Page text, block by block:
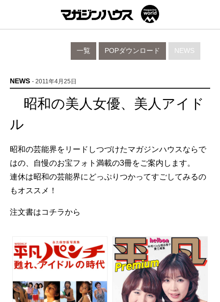
NEWS
POPダウンロード
一覧
NEWS - 2011年4月25日
昭和の美人女優、美人アイド
ル
昭和の芸能界をリードしつづけたマガジンハウスならで
はの、自慢のお宝フォト満載の3冊をご案内します。
連休は昭和の芸能界にどっぷりつかってすごしてみるの
もオススメ！
注文書はコチラから